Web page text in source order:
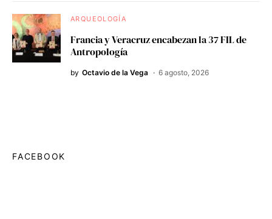
ARQUEOLOGÍA
Francia y Veracruz encabezan la 37 FIL de
Antropología
by Octavio de la Vega 6 agosto, 2026
FACEBOOK